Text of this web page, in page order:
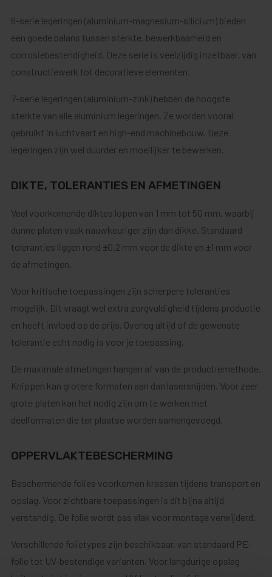
6-serie legeringen (aluminium-magnesium-silicium) bieden
een goede balans tussen sterkte, bewerkbaarheid en
corrosiebestendigheid. Deze serie is veelzijdig inzetbaar, van
constructiewerk tot decoratieve elementen.
7-serie legeringen (aluminium-zink) hebben de hoogste
sterkte van alle aluminium legeringen. Ze worden vooral
gebruikt in luchtvaart en high-end machinebouw. Deze
legeringen zijn wel duurder en moeilijker te bewerken.
DIKTE, TOLERANTIES EN AFMETINGEN
Veel voorkomende diktes lopen van 1 mm tot 50 mm, waarbij
dunne platen vaak nauwkeuriger zijn dan dikke. Standaard
toleranties liggen rond ±0,2 mm voor de dikte en ±1 mm voor
de afmetingen.
Voor kritische toepassingen zijn scherpere toleranties
mogelijk. Dit vraagt wel extra zorgvuldigheid tijdens productie
en heeft invloed op de prijs. Overleg altijd of de gewenste
tolerantie echt nodig is voor je toepassing.
De maximale afmetingen hangen af van de productiemethode.
Knippen kan grotere formaten aan dan lasersnijden. Voor zeer
grote platen kan het nodig zijn om te werken met
deelformaten die ter plaatse worden samengevoegd.
OPPERVLAKTEBESCHERMING
Beschermende folies voorkomen krassen tijdens transport en
opslag. Voor zichtbare toepassingen is dit bijna altijd
verstandig. De folie wordt pas vlak voor montage verwijderd.
Verschillende folietypes zijn beschikbaar, van standaard PE-
folie tot UV-bestendige varianten. Voor langdurige opslag